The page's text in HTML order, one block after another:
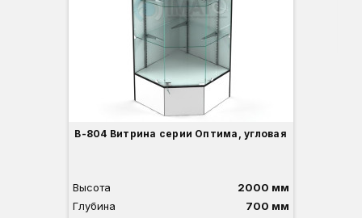
В-804 Витрина серии Оптима, угловая
Высота
2000 мм
Глубина
700 мм